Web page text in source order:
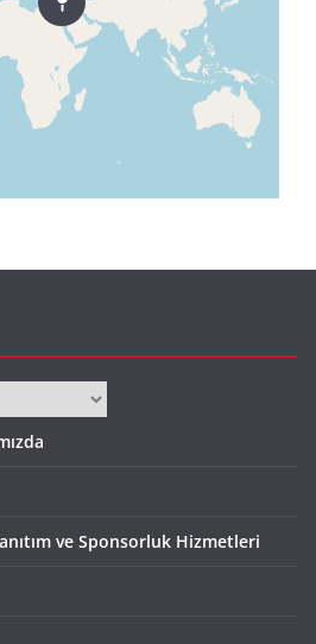
ve Sponsorluk Hizmetleri